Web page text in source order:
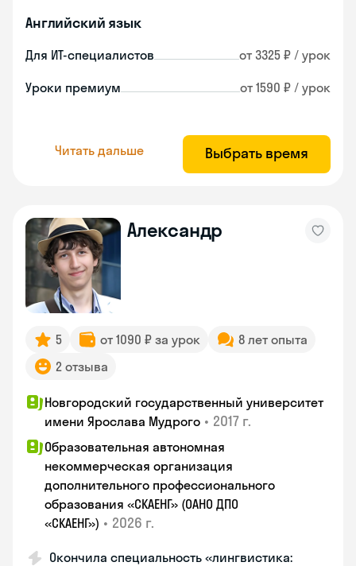
Английский язык
Для ИТ-специалистов от 3325 ₽ / урок
Уроки премиум от 1590 ₽ / урок
Читать дальше Выбрать время
Александр
5 от 1090 ₽ за урок
8 лет опыта
2 отзыва
Новгородский государственный университет
имени Ярослава Мудрого • 2017 г.
Образовательная автономная
некоммерческая организация
дополнительного профессионального
образования «СКАЕНГ» (ОАНО ДПО
«СКАЕНГ») • 2026 г.
Окончила специальность «лингвистика: